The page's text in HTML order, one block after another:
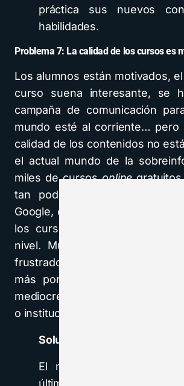
práctica sus nuevos
habilidades.
Problema 7: La calidad de los cursos es
Los alumnos están motivados,
curso suena interesante, se
campaña de comunicación
mundo esté al corriente… pero
calidad de los contenidos no
el actual mundo de la
miles de cursosonlinegratuitos
tan poderosas como
Google, es imprescindible que
los cursos sea excelente y
nivel. Muchos alumnos acaban
frustrados al descubrir que
más por su cuenta que en
mediocres cursos que les
o institución.
Solución: ofrece solo lo
El mundo ha cambiado
últimos años y tienes que